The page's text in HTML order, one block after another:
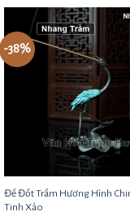
trên
sản
phẩm
-38%
Đế Đốt Trầm Hương Hình
Tinh Xảo